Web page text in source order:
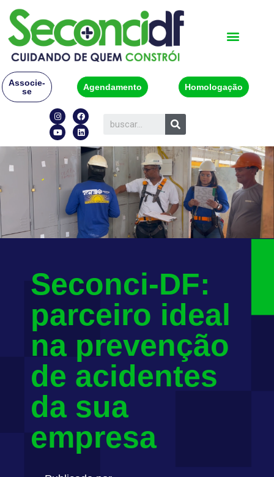
Associe-
se
Agendamento Homologação
Seconci-DF:
parceiro ideal
na prevenção
de acidentes
da sua
empresa